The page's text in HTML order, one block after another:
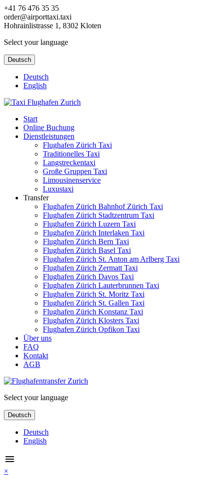
+41 76 476 35 35
order@airporttaxi.taxi
Hohrainlistrasse 1, 8302 Kloten
Select your language
Deutsch
Deutsch
English
Start
Online Buchung
Dienstleistungen
Flughafen Zürich Taxi
Traditionelles Taxi
Langstreckentaxi
Große Gruppen Taxi
Limousinenservice
Luxustaxi
Transfer
Flughafen Zürich Bahnhof Zürich Taxi
Flughafen Zürich Stadtzentrum Taxi
Flughafen Zürich Luzern Taxi
Flughafen Zürich Interlaken Taxi
Flughafen Zürich Bern Taxi
Flughafen Zürich Basel Taxi
Flughafen Zürich St. Anton am Arlberg Taxi
Flughafen Zürich Zermatt Taxi
Flughafen Zürich Davos Taxi
Flughafen Zürich Lauterbrunnen Taxi
Flughafen Zürich St. Moritz Taxi
Flughafen Zürich St. Gallen Taxi
Flughafen Zürich Konstanz Taxi
Flughafen Zürich Klosters Taxi
Flughafen Zürich Opfikon Taxi
Über uns
FAQ
Kontakt
AGB
Select your language
Deutsch
Deutsch
English
menu
×